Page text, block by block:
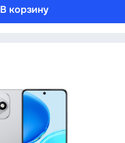
В корзину